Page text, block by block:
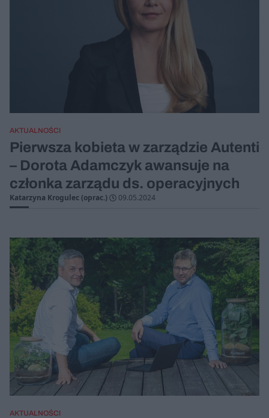
AKTUALNOŚCI
Pierwsza kobieta w zarządzie Autenti
– Dorota Adamczyk awansuje na
członka zarządu ds. operacyjnych
Katarzyna Krogulec (oprac.) 09.05.2024
AKTUALNOŚCI